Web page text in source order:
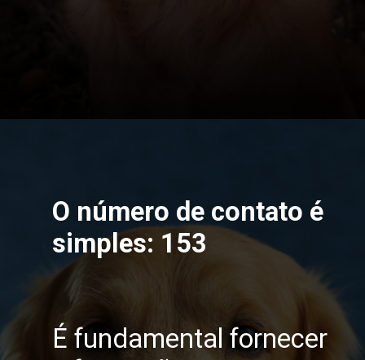
O número de contato é
simples: 153
É fundamental fornecer